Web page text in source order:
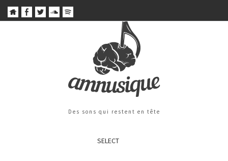
Des sons qui restent en tête
SELECT